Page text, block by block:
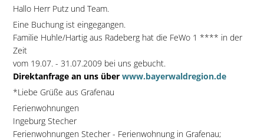
Hallo Herr Putz und Team.
Eine Buchung ist eingegangen.
Familie Huhle/Hartig aus Radeberg hat die FeWo 1 **** in der
Zeit
vom 19.07. - 31.07.2009 bei uns gebucht.
Direktanfrage an uns über www.bayerwaldregion.de
*Liebe Grüße aus Grafenau
Ferienwohnungen
Ingeburg Stecher
Ferienwohnungen Stecher - Ferienwohnung in Grafenau;